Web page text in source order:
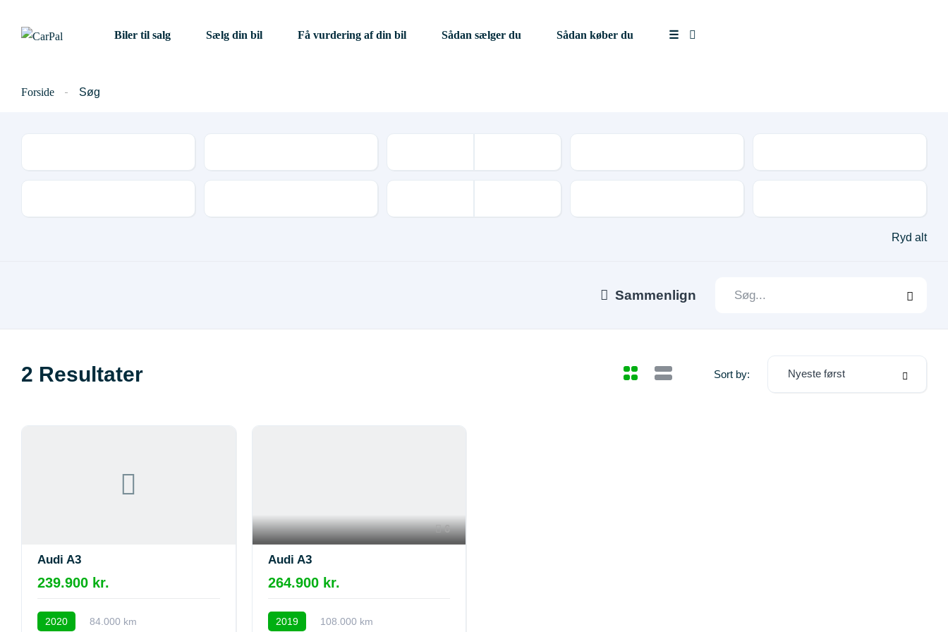
Biler til salg Sælg din bil Få vurdering af din bil Sådan sælger du Sådan køber du ☰
Forside Søg
Ryd alt
Sammenlign
2 Resultater Sort by: Nyeste først
Audi A3
239.900 kr.
2020 84.000 km
6
Audi A3
264.900 kr.
2019 108.000 km